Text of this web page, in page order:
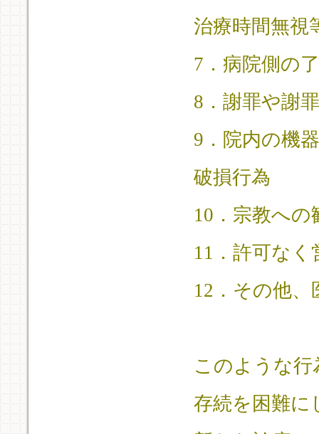
治療時間無視
7．病院側の
8．謝罪や謝
9．院内の機
破損行為
10．宗教へ
11．許可な
12．その他
このような
存続を困難に